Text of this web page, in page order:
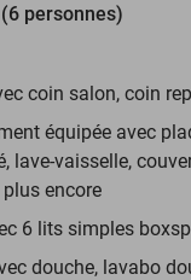
personnes)
coin salon, coin
équipée avec
lave-vaisselle,
encore
6 lits simples
douche, lavabo